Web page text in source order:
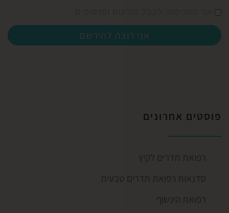
אני רוצה להירשם
פוסטים אחרונים
רפואת תדרים לקיץ
סדנאות רפואת תדרים טבעית
רפואת הינשוף